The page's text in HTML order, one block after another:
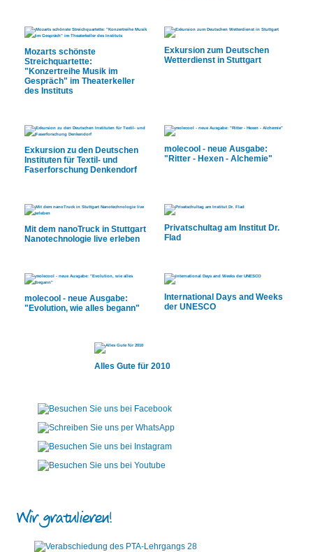
Mozarts schönste
Streichquartette:
"Konzertreihe Musik im
Gespräch" im Theaterkeller
des Instituts
Exkursion zum Deutschen
Wetterdienst in Stuttgart
Exkursion zu den Deutschen
Instituten für Textil- und
Faserforschung Denkendorf
molecool - neue Ausgabe:
"Ritter - Hexen - Alchemie"
Mit dem nanoTruck in Stuttgart
Nanotechnologie live erleben
Privatschultag am Institut Dr.
Flad
molecool - neue Ausgabe:
"Evolution, wie alles begann"
International Days and Weeks
der UNESCO
Alles Gute für 2010
Wir gratulieren!